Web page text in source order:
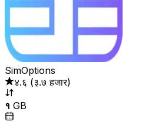
SimOptions
४.६ (३.७ हजार)
१ GB